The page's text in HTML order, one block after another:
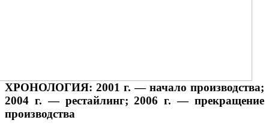
ХРОНОЛОГИЯ: 2001 г. — начало производства;
2004 г. — рестайлинг; 2006 г. — прекращение
производства